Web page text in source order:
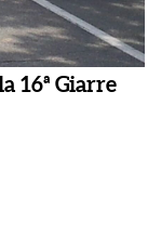
16ª Giarre